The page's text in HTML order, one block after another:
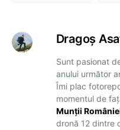
Dragoş
Sunt pasionat
anului următor
Îmi plac
momentul de
Munții
dronă 12 dintre